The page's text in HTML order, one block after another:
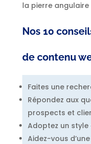
la pierre
Nos 10
de contenu
Faites une
Répondez aux
prospects et
Adoptez un
Aidez-vous